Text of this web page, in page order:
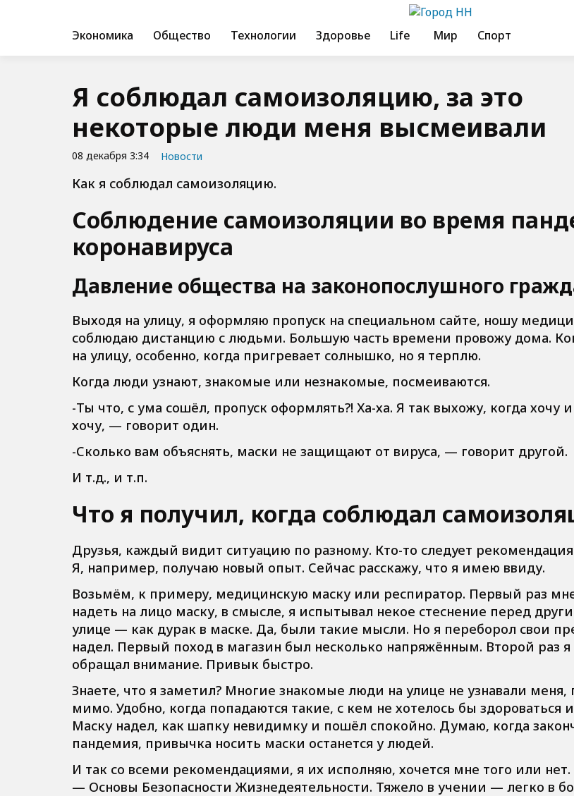
Экономика Общество Технологии Здоровье Life Мир Спорт
Я соблюдал самоизоляцию, за это
некоторые люди меня высмеивали
08 декабря 3:34 Новости
Как я соблюдал самоизоляцию.
Соблюдение самоизоляции во время
коронавируса
Давление общества на законопослушного
Выходя на улицу, я оформляю пропуск на специальном сайте, ношу
соблюдаю дистанцию с людьми. Большую часть времени провожу дома.
на улицу, особенно, когда пригревает солнышко, но я терплю.
Когда люди узнают, знакомые или незнакомые, посмеиваются.
-Ты что, с ума сошёл, пропуск оформлять?! Ха-ха. Я так выхожу, когда хочу
хочу, — говорит один.
-Сколько вам объяснять, маски не защищают от вируса, — говорит другой.
И т.д., и т.п.
Что я получил, когда соблюдал
Друзья, каждый видит ситуацию по разному. Кто-то следует
Я, например, получаю новый опыт. Сейчас расскажу, что я имею ввиду.
Возьмём, к примеру, медицинскую маску или респиратор. Первый раз
надеть на лицо маску, в смысле, я испытывал некое стеснение перед
улице — как дурак в маске. Да, были такие мысли. Но я переборол свои
надел. Первый поход в магазин был несколько напряжённым. Второй раз я
обращал внимание. Привык быстро.
Знаете, что я заметил? Многие знакомые люди на улице не узнавали меня,
мимо. Удобно, когда попадаются такие, с кем не хотелось бы здороваться
Маску надел, как шапку невидимку и пошёл спокойно. Думаю, когда
пандемия, привычка носить маски останется у людей.
И так со всеми рекомендациями, я их исполняю, хочется мне того или
— Основы Безопасности Жизнедеятельности. Тяжело в учении — легко в